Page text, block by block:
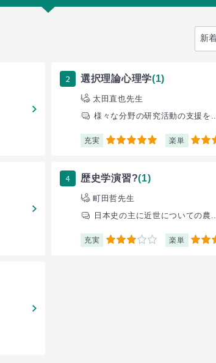
2 選択理論心理学(1)
太田直也先生
様々な分野の研究活動の支援を...
充実 5 楽単 5
4 歴史学演習?(1)
町田哲先生
日本史の主に近世についての農...
充実 3 楽単 4